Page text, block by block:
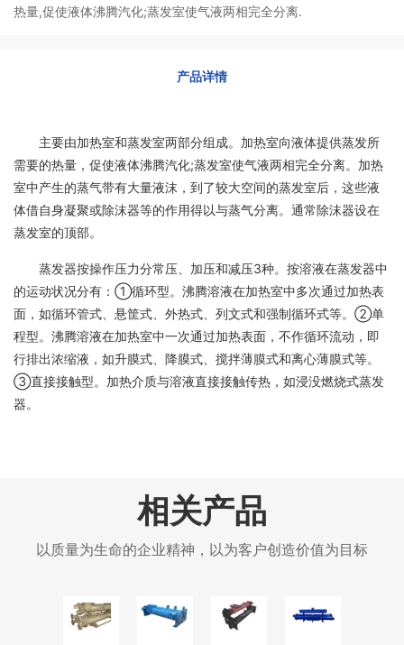
热量,促使液体沸腾汽化;蒸发室使气液两相完全分离.
产品详情
主要由加热室和蒸发室两部分组成。加热室向液体提供蒸发所
需要的热量，促使液体沸腾汽化;蒸发室使气液两相完全分离。加热
室中产生的蒸气带有大量液沫，到了较大空间的蒸发室后，这些液
体借自身凝聚或除沫器等的作用得以与蒸气分离。通常除沫器设在
蒸发室的顶部。
蒸发器按操作压力分常压、加压和减压3种。按溶液在蒸发器中
的运动状况分有：①循环型。沸腾溶液在加热室中多次通过加热表
面，如循环管式、悬筐式、外热式、列文式和强制循环式等。②单
程型。沸腾溶液在加热室中一次通过加热表面，不作循环流动，即
行排出浓缩液，如升膜式、降膜式、搅拌薄膜式和离心薄膜式等。
③直接接触型。加热介质与溶液直接接触传热，如浸没燃烧式蒸发
器。
相关产品
以质量为生命的企业精神，以为客户创造价值为目标